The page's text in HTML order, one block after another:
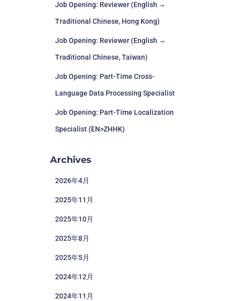
Job Opening: Reviewer (English →
Traditional Chinese, Hong Kong)
Job Opening: Reviewer (English →
Traditional Chinese, Taiwan)
Job Opening: Part-Time Cross-
Language Data Processing Specialist
Job Opening: Part-Time Localization
Specialist (EN>ZHHK)
Archives
2026年4月
2025年11月
2025年10月
2025年8月
2025年5月
2024年12月
2024年11月